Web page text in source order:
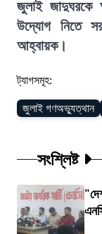
জুলাই জাদুঘরকে
উদ্যোগ নিতে
আহ্বায়ক।
ট্যাগসমূহ:
জুলাই গণঅভ্যুত্থান
সংশ্লিষ্ট